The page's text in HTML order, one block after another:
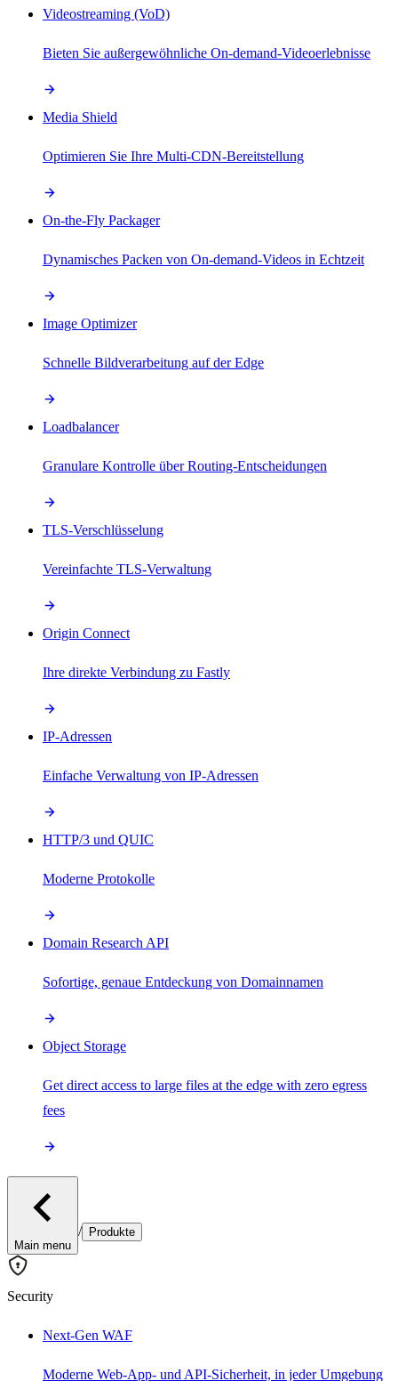
Videostreaming (VoD)
Bieten Sie außergewöhnliche On-demand-Videoerlebnisse
Media Shield
Optimieren Sie Ihre Multi-CDN-Bereitstellung
On-the-Fly Packager
Dynamisches Packen von On-demand-Videos in Echtzeit
Image Optimizer
Schnelle Bildverarbeitung auf der Edge
Loadbalancer
Granulare Kontrolle über Routing-Entscheidungen
TLS-Verschlüsselung
Vereinfachte TLS-Verwaltung
Origin Connect
Ihre direkte Verbindung zu Fastly
IP-Adressen
Einfache Verwaltung von IP-Adressen
HTTP/3 und QUIC
Moderne Protokolle
Domain Research API
Sofortige, genaue Entdeckung von Domainnamen
Object Storage
Get direct access to large files at the edge with zero egress
fees
Main menu
/ Produkte
Security
Next-Gen WAF
Moderne Web-App- und API-Sicherheit, in jeder Umgebung